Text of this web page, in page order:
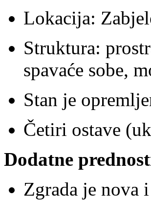
Lokacija:
Struktura:
spavaće sobe,
Stan je
Četiri ostave
Dodatne
Zgrada je nova